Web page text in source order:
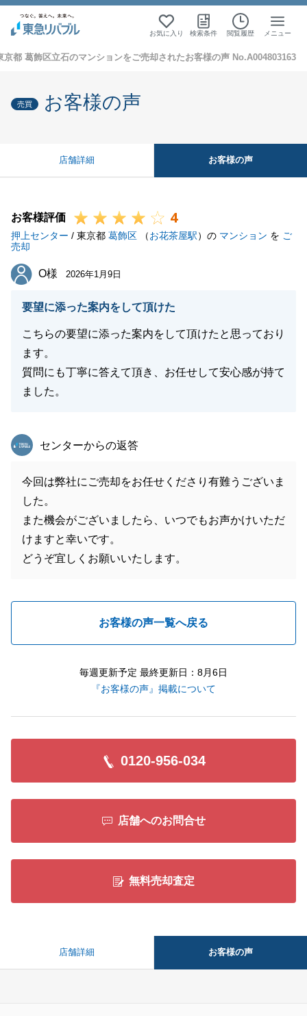
お気に入り 検索条件 閲覧履歴 メニュー
京都 葛飾区立石のマンションをご売却されたお客様の声 No.A004803163
売買 お客様の声
店舗詳細 お客様の声
お客様評価 4
押上センター / 東京都 葛飾区 （お花茶屋駅）の マンション を ご
売却
O様
O様 2026年1月9日
要望に添った案内をして頂けた
こちらの要望に添った案内をして頂けたと思っており
ます。
質問にも丁寧に答えて頂き、お任せして安心感が持て
ました。
東急リバブル
センターからの返答
今回は弊社にご売却をお任せくださり有難うございま
した。
また機会がございましたら、いつでもお声かけいただ
けますと幸いです。
どうぞ宜しくお願いいたします。
お客様の声一覧へ戻る
毎週更新予定 最終更新日：8月6日
『お客様の声』掲載について
0120-956-034
店舗へのお問合せ
無料売却査定
店舗詳細 お客様の声